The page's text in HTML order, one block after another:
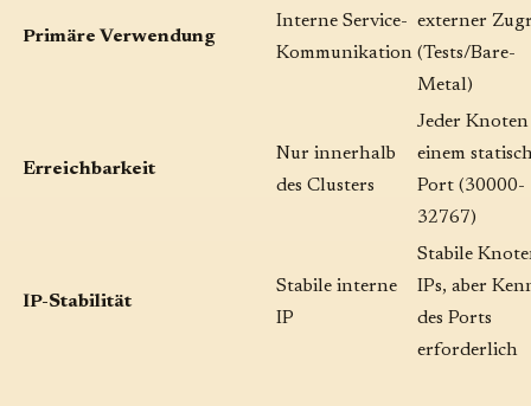
Primäre Verwendung
Interne Service-
Kommunikation
externer
(Tests/Bare-
Metal)
Erreichbarkeit
Nur innerhalb
des Clusters
Jeder
einem
Port (30000-
32767)
IP-Stabilität
Stabile interne
IP
Stabile
IPs, aber
des Ports
erforderlich